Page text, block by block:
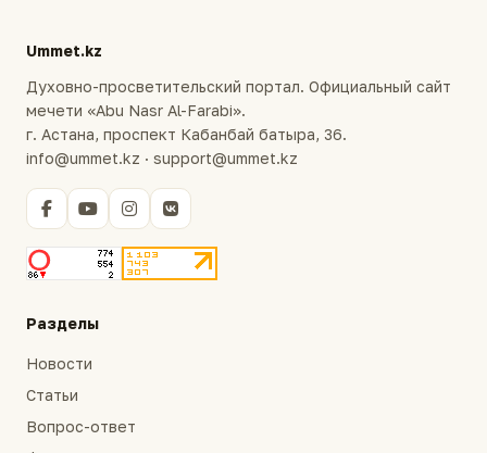
Ummet.kz
Духовно-просветительский портал. Официальный сайт
мечети «Abu Nasr Al-Farabi».
г. Астана, проспект Кабанбай батыра, 36.
info@ummet.kz · support@ummet.kz
Разделы
Новости
Статьи
Вопрос-ответ